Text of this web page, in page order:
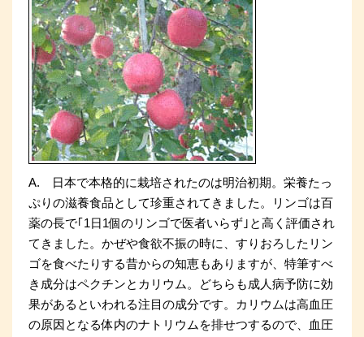
A. 日本で本格的に栽培されたのは明治初期。栄養たっ
ぷりの滋養食品として珍重されてきました。リンゴは百
薬の長で｢1日1個のリンゴで医者いらず｣と高く評価され
てきました。かぜや食欲不振の時に、すりおろしたリン
ゴを食べたりする昔からの知恵もありますが、特筆すべ
き成分はペクチンとカリウム。どちらも成人病予防に効
果があるといわれる注目の成分です。カリウムは高血圧
の原因となる体内のナトリウ ムを排せつするので、血圧